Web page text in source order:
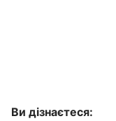
Ви дізнаєтеся: